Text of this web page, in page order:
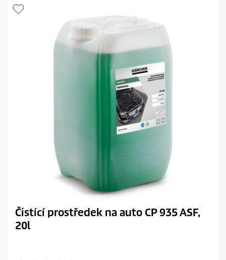
p
r
.
1
Čistící prostředek na auto CP 935 ASF,
20l